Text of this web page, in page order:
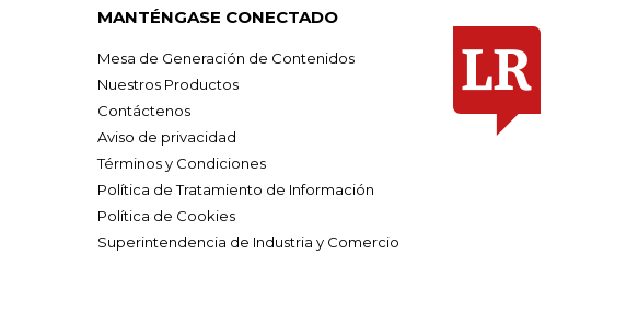
MANTÉNGASE CONECTADO
Mesa de Generación de Contenidos
Nuestros Productos
Contáctenos
Aviso de privacidad
Términos y Condiciones
Política de Tratamiento de Información
Política de Cookies
Superintendencia de Industria y Comercio